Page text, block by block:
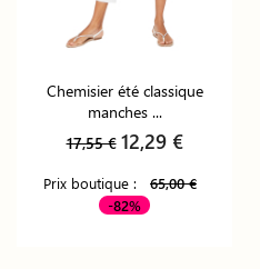
Chemisier été classique
manches ...
17,55 € 12,29 €
Prix boutique :
65,00 €
-82%